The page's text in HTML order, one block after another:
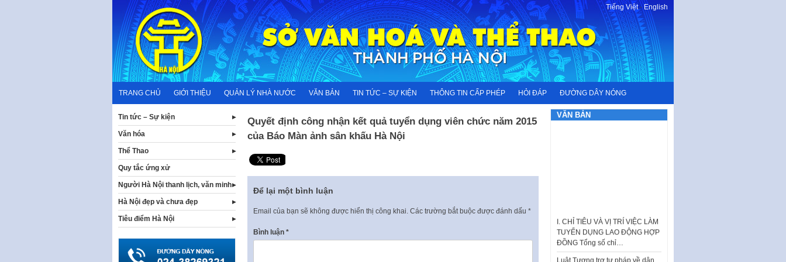
content
Tiếng Việt-English
TRANG CHỦ GIỚI THIỆU QUẢN LÝ NHÀ NƯỚC VĂN BẢN TIN TỨC – SỰ KIỆN THÔNG TIN CẤP PHÉP HỎI ĐÁP ĐƯỜNG DÂY NÓNG
Quyết định công nhận kết quả tuyển dụng viên chức năm 2015
của Báo Màn ảnh sân khấu Hà Nội
Để lại một bình luận
Email của bạn sẽ không được hiển thị công khai. Các trường bắt buộc được đánh dấu *
Bình luận *
Tin tức – Sự kiện
Văn hóa
Thể Thao
Quy tắc ứng xử
Người Hà Nội thanh lịch, văn minh
Hà Nội đẹp và chưa đẹp
Tiêu điểm Hà Nội
VĂN BẢN
TUYỂN DỤNG LAO ĐỘNG HỢP
ĐỒNG Tổng số chỉ…
Luật Tương trợ tư pháp về dân